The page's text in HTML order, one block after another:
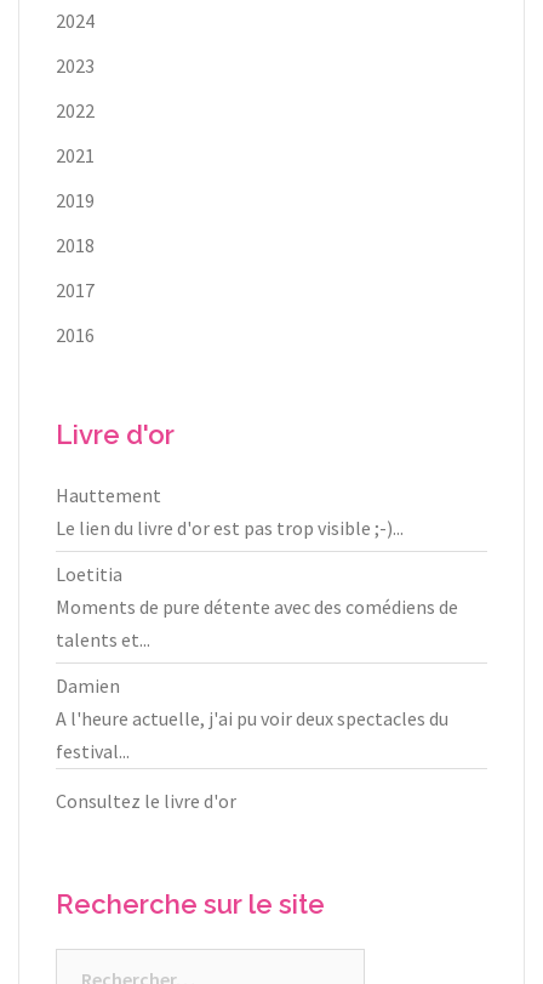
2024
2023
2022
2021
2019
2018
2017
2016
Livre d'or
Hauttement
Le lien du livre d'or est pas trop visible ;-)...
Loetitia
Moments de pure détente avec des comédiens de
talents et...
Damien
A l'heure actuelle, j'ai pu voir deux spectacles du
festival...
Consultez le livre d'or
Recherche sur le site